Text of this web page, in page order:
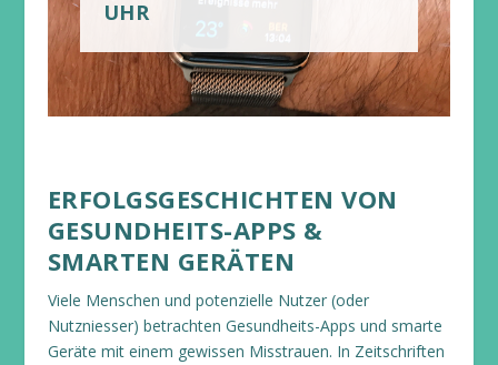
UHR
ERFOLGSGESCHICHTEN VON
GESUNDHEITS-APPS &
SMARTEN GERÄTEN
Viele Menschen und potenzielle Nutzer (oder
Nutzniesser) betrachten Gesundheits-Apps und smarte
Geräte mit einem gewissen Misstrauen. In Zeitschriften